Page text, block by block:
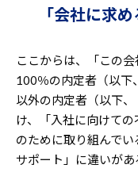
「会社に求
ここからは、「この
100％の内定者（以下
以外の内定者（以下
け、「入社に向けて
のために取り組んで
サポート」に違いがあ